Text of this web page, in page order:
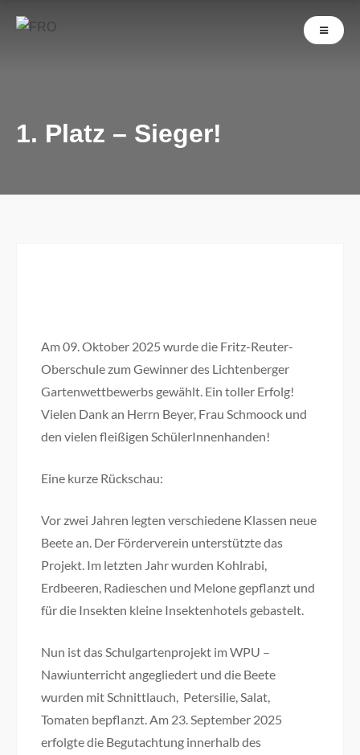
1. Platz – Sieger!
Am 09. Oktober 2025 wurde die Fritz-Reuter-
Oberschule zum Gewinner des Lichtenberger
Gartenwettbewerbs gewählt. Ein toller Erfolg!
Vielen Dank an Herrn Beyer, Frau Schmoock und
den vielen fleißigen SchülerInnenhanden!
Eine kurze Rückschau:
Vor zwei Jahren legten verschiedene Klassen neue
Beete an. Der Förderverein unterstützte das
Projekt. Im letzten Jahr wurden Kohlrabi,
Erdbeeren, Radieschen und Melone gepflanzt und
für die Insekten kleine Insektenhotels gebastelt.
Nun ist das Schulgartenprojekt im WPU –
Nawiunterricht angegliedert und die Beete
wurden mit Schnittlauch, Petersilie, Salat,
Tomaten bepflanzt. Am 23. September 2025
erfolgte die Begutachtung innerhalb des